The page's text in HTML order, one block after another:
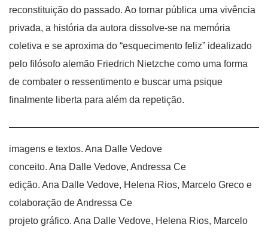
reconstituição do passado. Ao tornar pública uma vivência
privada, a história da autora dissolve-se na memória
coletiva e se aproxima do “esquecimento feliz” idealizado
pelo filósofo alemão Friedrich Nietzche como uma forma
de combater o ressentimento e buscar uma psique
finalmente liberta para além da repetição.
imagens e textos. Ana Dalle Vedove
conceito. Ana Dalle Vedove, Andressa Ce
edição. Ana Dalle Vedove, Helena Rios, Marcelo Greco e
colaboração de Andressa Ce
projeto gráfico. Ana Dalle Vedove, Helena Rios, Marcelo